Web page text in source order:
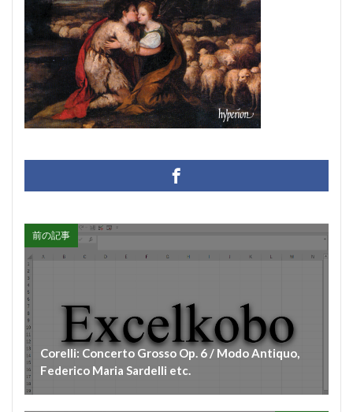
前の記事
Corelli: Concerto Grosso Op. 6 / Modo Antiquo,
Federico Maria Sardelli etc.